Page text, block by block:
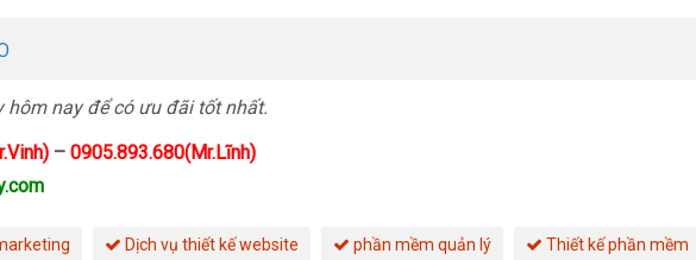
hôm nay để có ưu đãi tốt nhất.
– 0905.893.680(Mr.Lĩnh)
Dịch vụ thiết kế website phần mềm quản lý Thiết kế phần mềm